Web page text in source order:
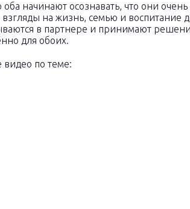
оба начинают осознавать, что они
на жизнь, семью и воспитание
в партнере и принимают
для обоих.
видео по теме: